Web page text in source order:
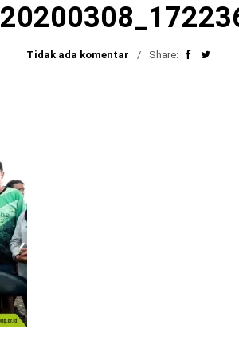
Tidak ada komentar Share: